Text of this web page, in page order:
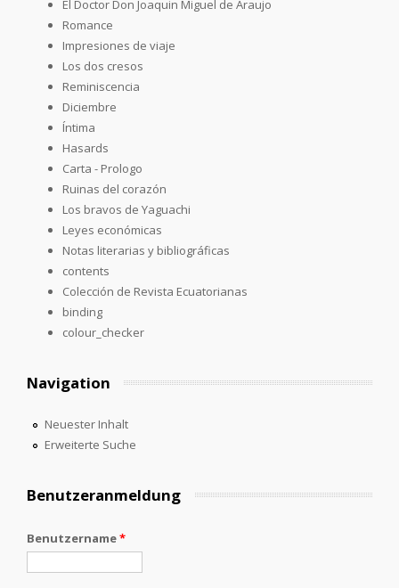
El Doctor Don Joaquin Miguel de Araujo
Romance
Impresiones de viaje
Los dos cresos
Reminiscencia
Diciembre
Íntima
Hasards
Carta - Prologo
Ruinas del corazón
Los bravos de Yaguachi
Leyes económicas
Notas literarias y bibliográficas
contents
Colección de Revista Ecuatorianas
binding
colour_checker
Navigation
Neuester Inhalt
Erweiterte Suche
Benutzeranmeldung
Benutzername*